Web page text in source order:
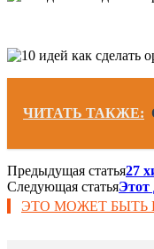
ЧИТАТЬ ТАКЖЕ:
Предыдущая статья27
Следующая статьяЭтот
ЭТО МОЖЕТ БЫТЬ